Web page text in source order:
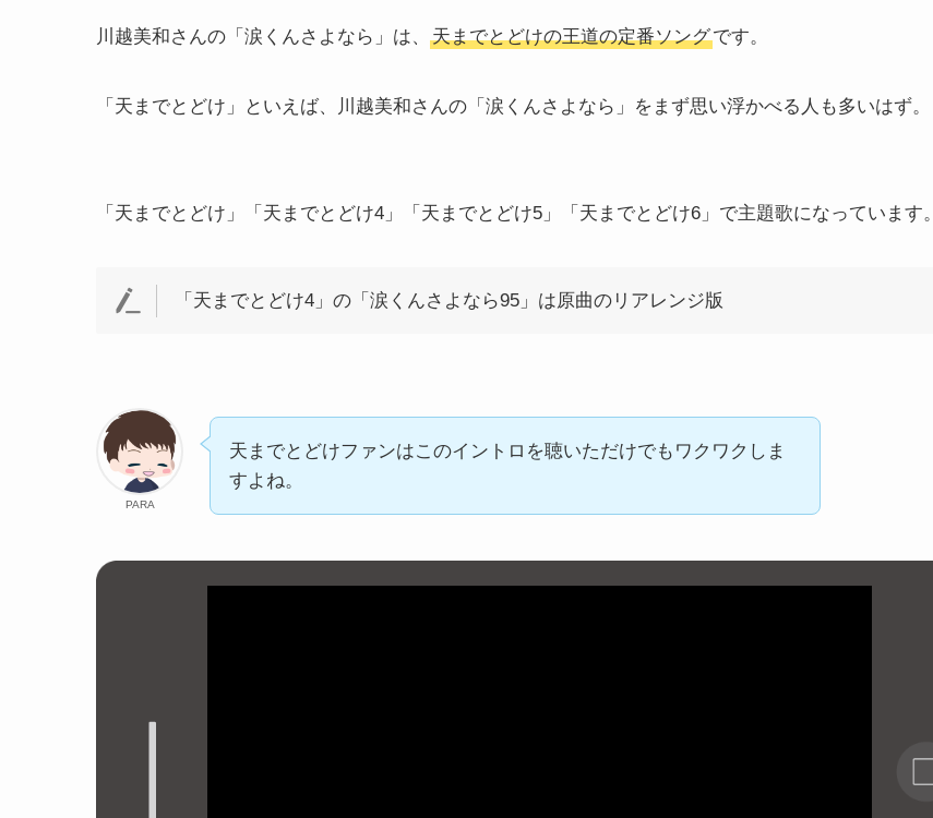
川越美和さんの「涙くんさよなら」は、 天までとどけの王道の定番ソングです。
「天までとどけ」といえば、川越美和さんの「涙くんさよなら」をまず思い浮かべる人も多いはず。
「天までとどけ」「天までとどけ4」「天までとどけ5」「天までとどけ6」で主題歌になっています。
「天までとどけ4」の「涙くんさよなら95」は原曲のリアレンジ版
PARA
天までとどけファンはこのイントロを聴いただけでもワクワクしま
すよね。